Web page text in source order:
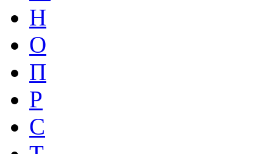
Н
О
П
Р
С